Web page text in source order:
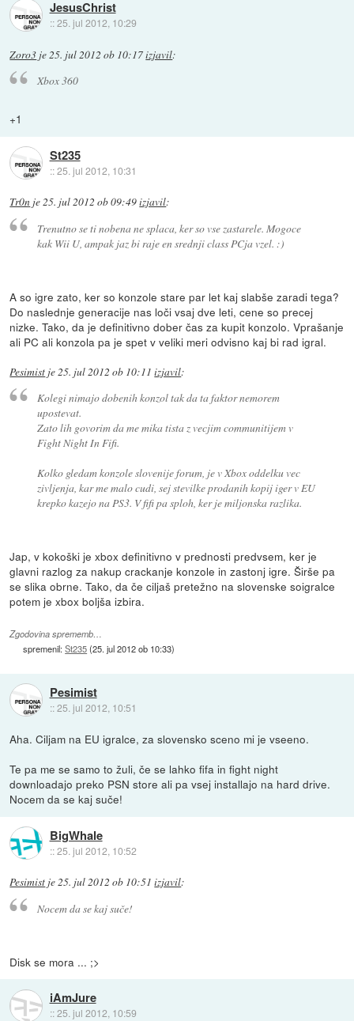
JesusChrist
::25. jul 2012, 10:29
Zoro3 je25. jul 2012 ob 10:17izjavil:
Xbox 360
+1
St235
::25. jul 2012, 10:31
Tr0n je25. jul 2012 ob 09:49izjavil:
Trenutno se ti nobena ne splaca, ker so vse zastarele. Mogoce
kak Wii U, ampak jaz bi raje en srednji class PCja vzel. :)
A so igre zato, ker so konzole stare par let kaj slabše zaradi tega?
Do naslednje generacije nas loči vsaj dve leti, cene so precej
nizke. Tako, da je definitivno dober čas za kupit konzolo. Vprašanje
ali PC ali konzola pa je spet v veliki meri odvisno kaj bi rad igral.
Pesimist je25. jul 2012 ob 10:11 izjavil:
Kolegi nimajo dobenih konzol tak da ta faktor nemorem
upostevat.
Zato lih govorim da me mika tista z vecjim communitijem v
Fight Night In Fifi.
Kolko gledam konzole slovenije forum, je v Xbox oddelku vec
zivljenja, kar me malo cudi, sej stevilke prodanih kopij iger v EU
krepko kazejo na PS3. V fifi pa sploh, ker je miljonska razlika.
Jap, v kokoški je xbox definitivno v prednosti predvsem, ker je
glavni razlog za nakup crackanje konzole in zastonj igre. Širše pa
se slika obrne. Tako, da če ciljaš pretežno na slovenske soigralce
potem je xbox boljša izbira.
Zgodovina sprememb…
spremenil:St235(25. jul 2012 ob 10:33)
Pesimist
::25. jul 2012, 10:51
Aha. Ciljam na EU igralce, za slovensko sceno mi je vseeno.
Te pa me se samo to žuli, če se lahko fifa in fight night
downloadajo preko PSN store ali pa vsej installajo na hard drive.
Nocem da se kaj suče!
BigWhale
::25. jul 2012, 10:52
Pesimist je25. jul 2012 ob 10:51 izjavil:
Nocem da se kaj suče!
Disk se mora ... ;>
iAmJure
::25. jul 2012, 10:59